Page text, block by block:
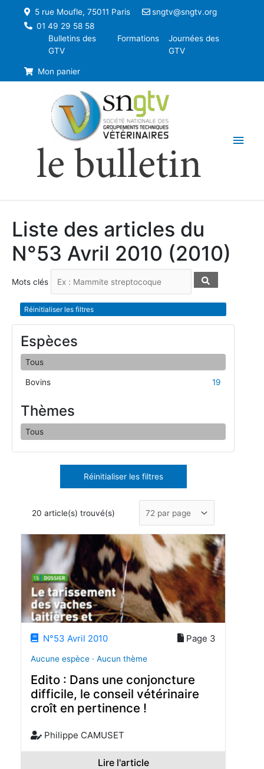
5 rue Moufle, 75011 Paris
sngtv@sngtv.org
01 49 29 58 58
Bulletins des
GTV
Formations
Journées des
GTV
Mon panier
le bulletin
Liste des articles du
N°53 Avril 2010 (2010)
Mots clés
Réinitialiser les filtres
Espèces
Tous
Bovins 19
Thèmes
Tous
Réinitialiser les filtres
20 article(s) trouvé(s)
N°53 Avril 2010 Page 3
Aucune espèce · Aucun thème
Edito : Dans une conjoncture
difficile, le conseil vétérinaire
croît en pertinence !
Philippe CAMUSET
Lire l'article